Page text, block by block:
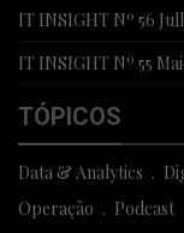
IT INSIGHT Nº 56
IT INSIGHT Nº 55
TÓPICOS
Data & Analytics
Operação
Podcast